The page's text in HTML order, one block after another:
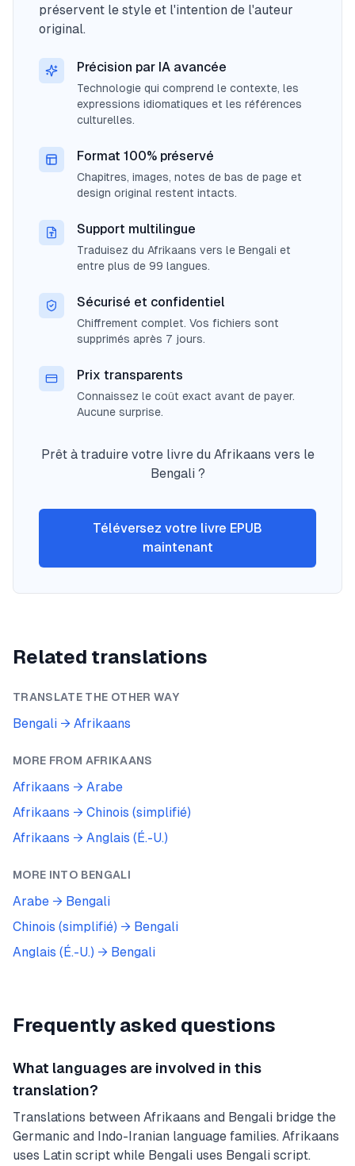
préservent le style et l'intention de l'auteur
original.
Précision par IA avancée
Technologie qui comprend le contexte, les
expressions idiomatiques et les références
culturelles.
Format 100% préservé
Chapitres, images, notes de bas de page et
design original restent intacts.
Support multilingue
Traduisez du Afrikaans vers le Bengali et
entre plus de 99 langues.
Sécurisé et confidentiel
Chiffrement complet. Vos fichiers sont
supprimés après 7 jours.
Prix transparents
Connaissez le coût exact avant de payer.
Aucune surprise.
Prêt à traduire votre livre du Afrikaans vers le
Bengali ?
Téléversez votre livre EPUB
maintenant
Related translations
TRANSLATE THE OTHER WAY
Bengali → Afrikaans
MORE FROM AFRIKAANS
Afrikaans → Arabe
Afrikaans → Chinois (simplifié)
Afrikaans → Anglais (É.-U.)
MORE INTO BENGALI
Arabe → Bengali
Chinois (simplifié) → Bengali
Anglais (É.-U.) → Bengali
Frequently asked questions
What languages are involved in this
translation?
Translations between Afrikaans and Bengali bridge the
Germanic and Indo-Iranian language families. Afrikaans
uses Latin script while Bengali uses Bengali script.